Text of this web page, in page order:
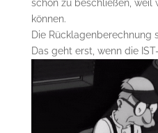
schon zu beschließen, weil
können.
Die Rücklagenberechnung
Das geht erst, wenn die